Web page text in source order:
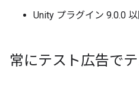
Unity プラグイン 9.0.0
常にテスト広告で